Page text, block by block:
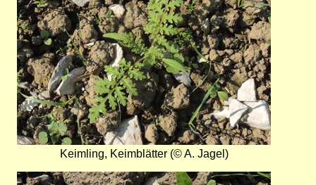
Keimling, Keimblätter (© A. Jagel)
Bild